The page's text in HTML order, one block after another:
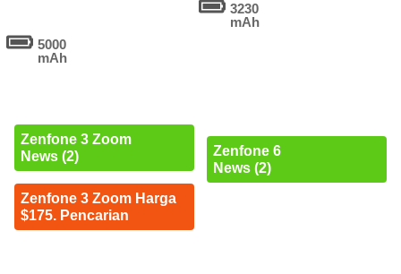
5000
mAh
Zenfone 3 Zoom
News (2)
Zenfone 3 Zoom Harga
$175. Pencarian
3230
mAh
Zenfone 6
News (2)